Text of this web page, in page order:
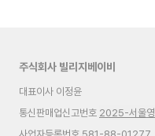
주식회사 빌리지베이비
대표이사 이정윤
통신판매업신고번호 2025-서울